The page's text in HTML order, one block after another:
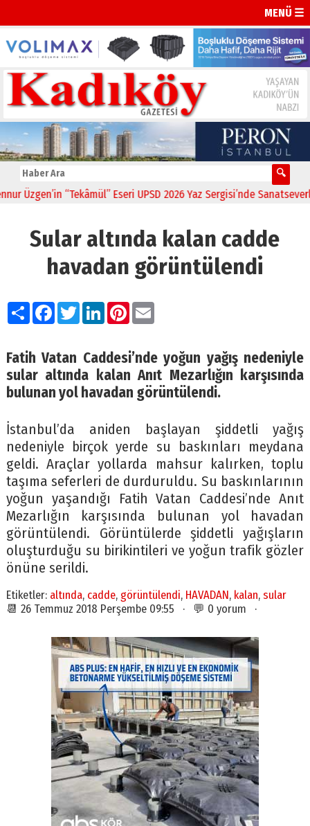
MENÜ ☰
Üzgen’in “Tekâmül” Eseri UPSD 2026 Yaz Sergisi’nde
Sular altında kalan cadde
havadan görüntülendi
PaylaşFacebook
TwitterLinkedIn
Pinterest
Email
Fatih Vatan Caddesi’nde yoğun yağış nedeniyle
sular altında kalan Anıt Mezarlığın karşısında
bulunan yol havadan görüntülendi.
İstanbul’da aniden başlayan şiddetli yağış
nedeniyle birçok yerde su baskınları meydana
geldi. Araçlar yollarda mahsur kalırken, toplu
taşıma seferleri de durduruldu. Su baskınlarının
yoğun yaşandığı Fatih Vatan Caddesi’nde Anıt
Mezarlığın karşısında bulunan yol havadan
görüntülendi. Görüntülerde şiddetli yağışların
oluşturduğu su birikintileri ve yoğun trafik gözler
önüne serildi.
Etiketler: altında, cadde, görüntülendi, HAVADAN, kalan, sular
📆 26 Temmuz 2018 Perşembe 09:55 · 💬 0 yorum ·